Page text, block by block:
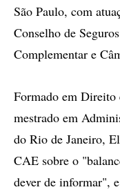
São Paulo, com
Conselho de
Complementar e
Formado em
mestrado em
do Rio de Janeiro,
CAE sobre o
dever de informar",